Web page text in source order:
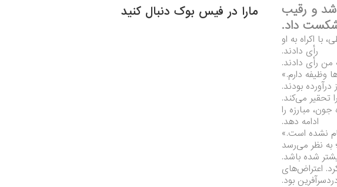
مارا در فیس بوک دنبال کنید
مجدد پیروز شد و رقیب
شکست داد.
اکراه به او
رأی دادند.
من رأی دادند.
وظیفه دارم.»
بودند.
تحقیر می‌کند.
مبارزه را
ادامه دهد.
نشده است.»
به نظر می‌رسد
شده باشد.
اعتراض‌های
بود.